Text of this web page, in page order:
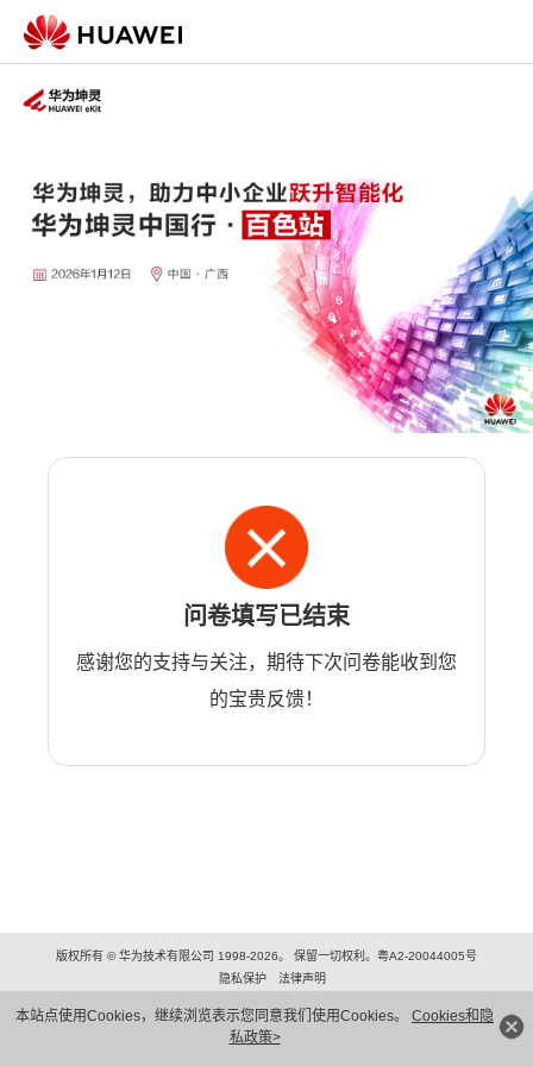
本站点使用Cookies，继续浏览表示您同意我们使用Cookies。 Cookies和隐
私政策>
问卷填写已结束
感谢您的支持与关注，期待下次问卷能收到您
的宝贵反馈！
版权所有 © 华为技术有限公司 1998-2026。 保留一切权利。粤A2-20044005号
隐私保护
法律声明